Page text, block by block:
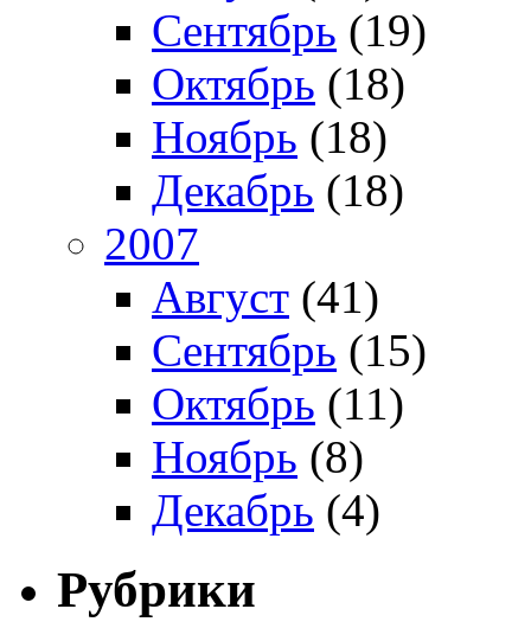
Сентябрь (19)
Октябрь (18)
Ноябрь (18)
Декабрь (18)
2007
Август (41)
Сентябрь (15)
Октябрь (11)
Ноябрь (8)
Декабрь (4)
Рубрики